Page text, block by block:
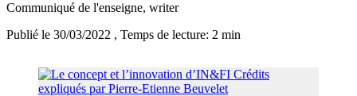
Communiqué de l'enseigne, writer
Publié le 30/03/2022 , Temps de lecture: 2 min